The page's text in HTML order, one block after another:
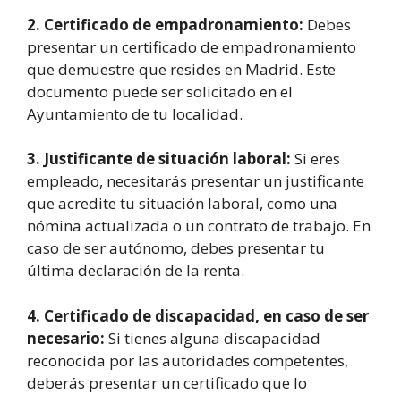
2. Certificado de empadronamiento: Debes
presentar un certificado de empadronamiento
que demuestre que resides en Madrid. Este
documento puede ser solicitado en el
Ayuntamiento de tu localidad.
3. Justificante de situación laboral: Si eres
empleado, necesitarás presentar un justificante
que acredite tu situación laboral, como una
nómina actualizada o un contrato de trabajo. En
caso de ser autónomo, debes presentar tu
última declaración de la renta.
4. Certificado de discapacidad, en caso de ser
necesario: Si tienes alguna discapacidad
reconocida por las autoridades competentes,
deberás presentar un certificado que lo